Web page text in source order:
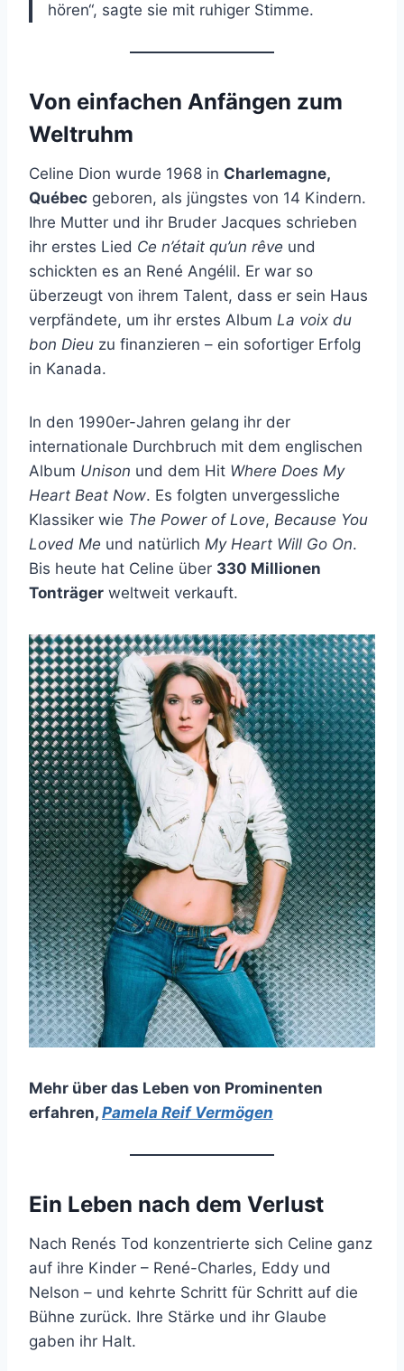
hören“, sagte sie mit ruhiger Stimme.
Von einfachen Anfängen zum
Weltruhm
Celine Dion wurde 1968 in Charlemagne,
Québec geboren, als jüngstes von 14 Kindern.
Ihre Mutter und ihr Bruder Jacques schrieben
ihr erstes Lied Ce n’était qu’un rêve und
schickten es an René Angélil. Er war so
überzeugt von ihrem Talent, dass er sein Haus
verpfändete, um ihr erstes Album La voix du
bon Dieu zu finanzieren – ein sofortiger Erfolg
in Kanada.
In den 1990er-Jahren gelang ihr der
internationale Durchbruch mit dem englischen
Album Unison und dem Hit Where Does My
Heart Beat Now. Es folgten unvergessliche
Klassiker wie The Power of Love, Because You
Loved Me und natürlich My Heart Will Go On.
Bis heute hat Celine über 330 Millionen
Tonträger weltweit verkauft.
Mehr über das Leben von Prominenten
erfahren, Pamela Reif Vermögen
Ein Leben nach dem Verlust
Nach Renés Tod konzentrierte sich Celine ganz
auf ihre Kinder – René-Charles, Eddy und
Nelson – und kehrte Schritt für Schritt auf die
Bühne zurück. Ihre Stärke und ihr Glaube
gaben ihr Halt.